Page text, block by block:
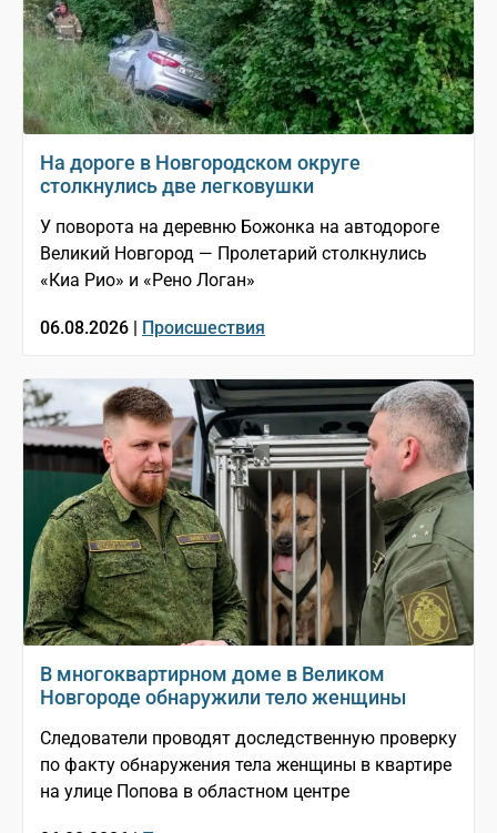
На дороге в Новгородском округе
столкнулись две легковушки
У поворота на деревню Божонка на автодороге
Великий Новгород — Пролетарий столкнулись
«Киа Рио» и «Рено Логан»
06.08.2026 | Происшествия
В многоквартирном доме в Великом
Новгороде обнаружили тело женщины
Следователи проводят доследственную проверку
по факту обнаружения тела женщины в квартире
на улице Попова в областном центре